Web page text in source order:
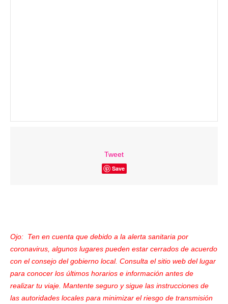
Tweet
Save
Ojo: Ten en cuenta que debido a la alerta sanitaria por
coronavirus, algunos lugares pueden estar cerrados de acuerdo
con el consejo del gobierno local. Consulta el sitio web del lugar
para conocer los últimos horarios e información antes de
realizar tu viaje. Mantente seguro y sigue las instrucciones de
las autoridades locales para minimizar el riesgo de transmisión